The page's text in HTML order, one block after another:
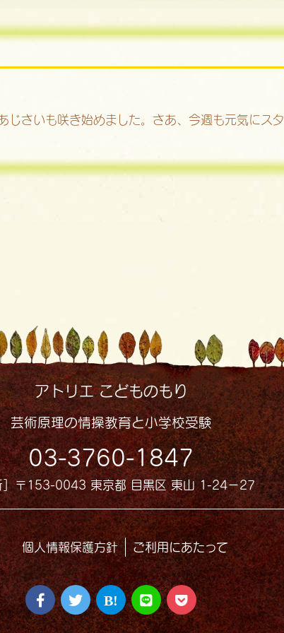
さいも咲き始めました。さあ、今週も元気にスタ
アトリエ こどものもり
芸術原理の情操教育と小学校受験
03-3760-1847
］〒153-0043 東京都 目黒区 東山 1-24−27
個人情報保護方針 ご利用にあたって